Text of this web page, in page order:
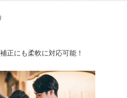
ブログ
スタジオトップ
正にも柔軟に対応可能！